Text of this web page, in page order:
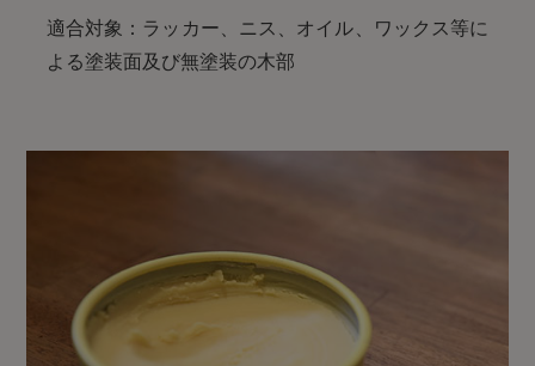
適合対象：ラッカー、ニス、オイル、ワックス等に
よる塗装面及び無塗装の木部